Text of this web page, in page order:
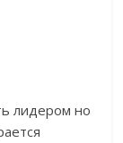
лидером но